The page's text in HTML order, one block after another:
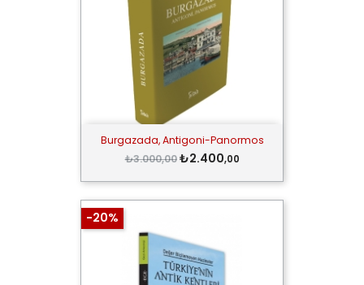
Burgazada, Antigoni-Panormos
₺3.000,00 ₺2.400,00
-20%